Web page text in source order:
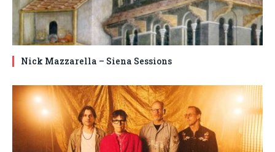
Nick Mazzarella – Siena Sessions